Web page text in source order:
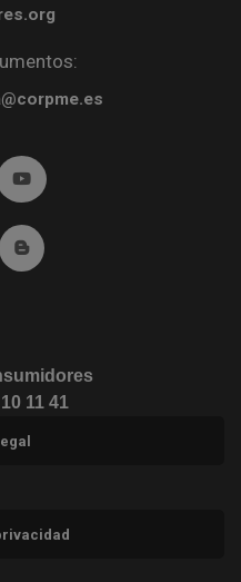
(abre en ventana nueva)
twitter (abre en ventana nueva)
Ir a YouTube (abre en
en ventana nueva)
(abre en ventana nueva)
Ir al Blog (abre en ventana
(abre en ventana nueva)
11 41